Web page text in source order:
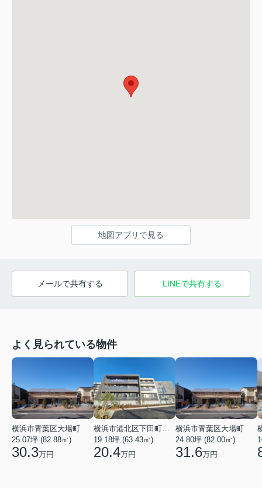
地図アプリで見る
メールで共有する LINEで共有する
よく見られている物件
横浜市青葉区大場町
25.07坪 (82.88㎡)
30.3万円
19.18坪 (63.43㎡)
20.4万円
横浜市青葉区大場町
24.80坪 (82.00㎡)
31.6万円